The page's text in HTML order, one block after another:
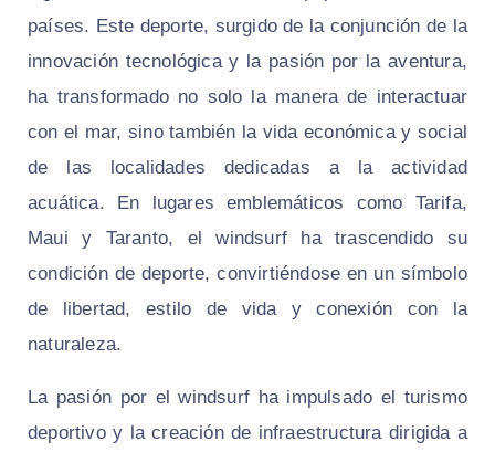
países. Este deporte, surgido de la conjunción de la
innovación tecnológica y la pasión por la aventura,
ha transformado no solo la manera de interactuar
con el mar, sino también la vida económica y social
de las localidades dedicadas a la actividad
acuática. En lugares emblemáticos como Tarifa,
Maui y Taranto, el windsurf ha trascendido su
condición de deporte, convirtiéndose en un símbolo
de libertad, estilo de vida y conexión con la
naturaleza.
La pasión por el windsurf ha impulsado el turismo
deportivo y la creación de infraestructura dirigida a